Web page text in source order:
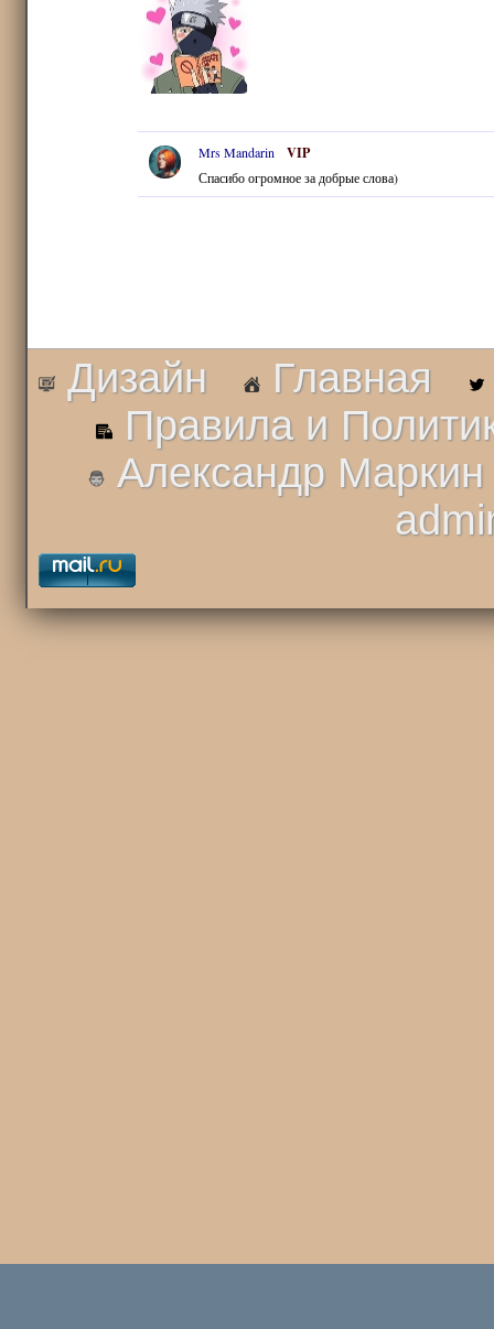
Mrs Mandarin VIP
Спасибо огромное за добрые слова)
Дизайн Главная
Правила и
Александр Маркин